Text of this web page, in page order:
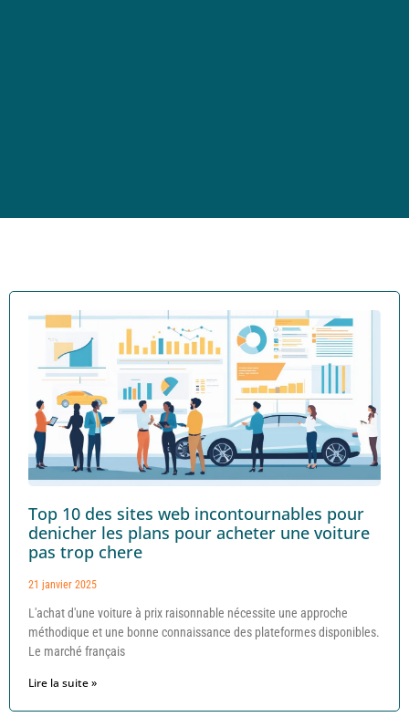
Top 10 des sites web incontournables pour
denicher les plans pour acheter une voiture
pas trop chere
21 janvier 2025
L'achat d'une voiture à prix raisonnable nécessite une approche
méthodique et une bonne connaissance des plateformes disponibles.
Le marché français
Lire la suite »